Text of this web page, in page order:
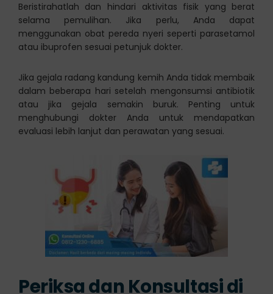
Beristirahatlah dan hindari aktivitas fisik yang berat
selama pemulihan. Jika perlu, Anda dapat
menggunakan obat pereda nyeri seperti parasetamol
atau ibuprofen sesuai petunjuk dokter.
Jika gejala radang kandung kemih Anda tidak membaik
dalam beberapa hari setelah mengonsumsi antibiotik
atau jika gejala semakin buruk. Penting untuk
menghubungi dokter Anda untuk mendapatkan
evaluasi lebih lanjut dan perawatan yang sesuai.
Periksa dan Konsultasi di